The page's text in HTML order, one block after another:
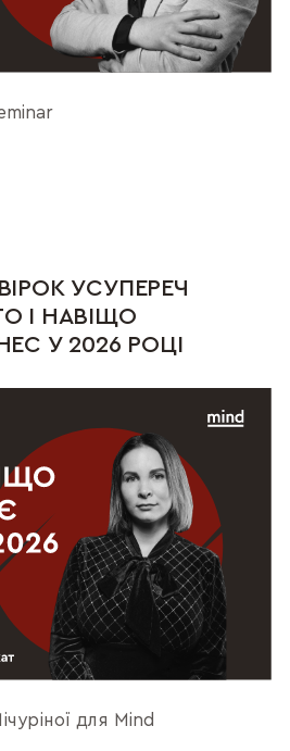
УСУПЕРЕЧ
І НАВІЩО
У 2026 РОЦІ
для Mind